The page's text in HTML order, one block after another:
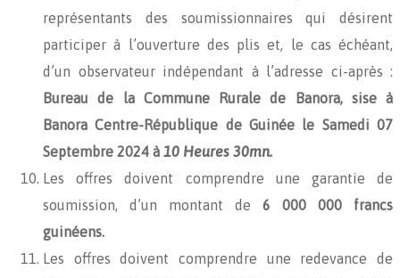
représentants des soumissionnaires qui désirent
participer à l’ouverture des plis et, le cas échéant,
d’un observateur indépendant à l’adresse ci-après :
Bureau de la Commune Rurale de Banora, sise à
Banora Centre-République de Guinée le Samedi 07
Septembre 2024 à 10 Heures 30mn.
Les offres doivent comprendre une garantie de
soumission, d’un montant de 6 000 000 francs
guinéens.
Les offres doivent comprendre une redevance de